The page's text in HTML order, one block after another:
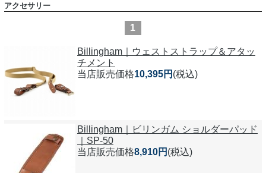
アクセサリー
1
Billingham｜ウェストストラップ＆アタッ
チメント
当店販売価格10,395円 (税込)
Billingham｜ビリンガム ショルダーパッド
｜SP-50
当店販売価格8,910円 (税込)